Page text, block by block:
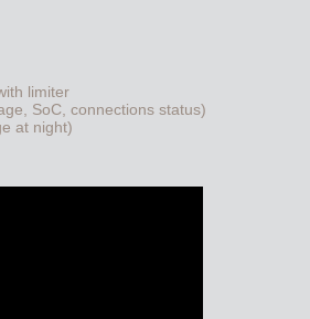
limiter
SoC, connections status)
at night)